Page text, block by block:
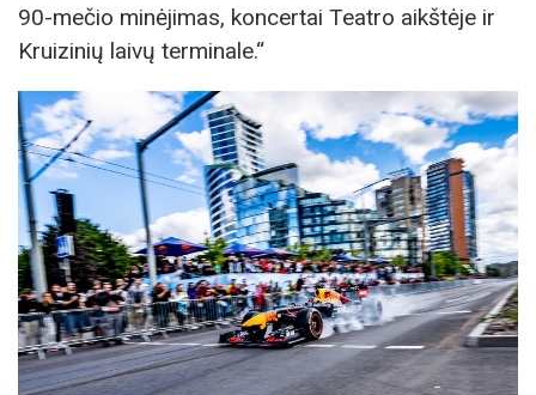
90-mečio minėjimas, koncertai Teatro aikštėje ir
Kruizinių laivų terminale.“